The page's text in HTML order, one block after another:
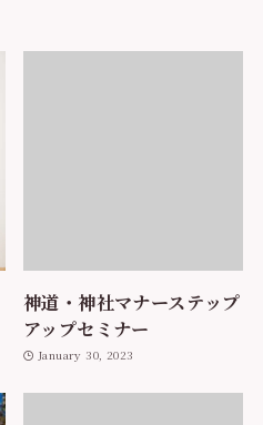
神道・神社マナーステップ
アップセミナー
January 30, 2023